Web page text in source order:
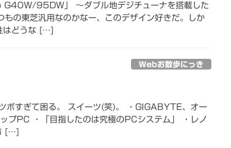
95DW」 ～ダブル地デジチューナを搭載した
の東芝汎用なのかなー、このデザイン好きだ。しか
はどうな […]
Webお散歩にっき
ボすぎて困る。 スイーツ(笑)。 ・GIGABYTE、オー
プPC ・「目指したのは究極のPCシステム」 ・レノ
[…]